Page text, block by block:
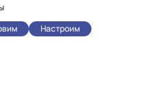
Настроим